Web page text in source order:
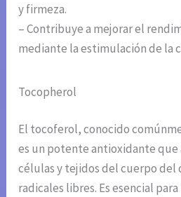
y firmeza.
– Contribuye a mejorar el
mediante la estimulación de la
Tocopherol
El tocoferol, conocido
es un potente antioxidante que
células y tejidos del cuerpo del
radicales libres. Es esencial